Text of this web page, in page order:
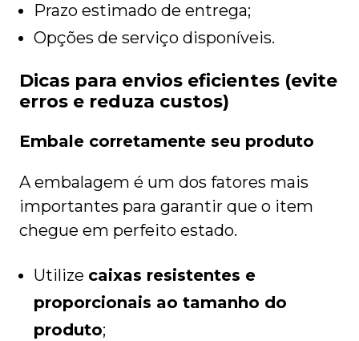
Prazo estimado de entrega;
Opções de serviço disponíveis.
Dicas para envios eficientes (evite
erros e reduza custos)
Embale corretamente seu produto
A embalagem é um dos fatores mais
importantes para garantir que o item
chegue em perfeito estado.
Utilize caixas resistentes e
proporcionais ao tamanho do
produto;